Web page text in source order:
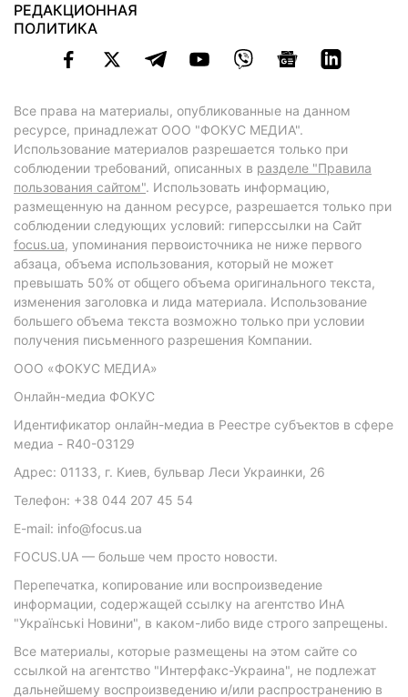
РЕДАКЦИОННАЯ
ПОЛИТИКА
Все права на материалы, опубликованные на данном
ресурсе, принадлежат ООО "ФОКУС МЕДИА".
Использование материалов разрешается только при
соблюдении требований, описанных в разделе "Правила
пользования сайтом". Использовать информацию,
размещенную на данном ресурсе, разрешается только при
соблюдении следующих условий: гиперссылки на Сайт
focus.ua, упоминания первоисточника не ниже первого
абзаца, объема использования, который не может
превышать 50% от общего объема оригинального текста,
изменения заголовка и лида материала. Использование
большего объема текста возможно только при условии
получения письменного разрешения Компании.
ООО «ФОКУС МЕДИА»
Онлайн-медиа ФОКУС
Идентификатор онлайн-медиа в Реестре субъектов в сфере
медиа - R40-03129
Адрес: 01133, г. Киев, бульвар Леси Украинки, 26
Телефон: +38 044 207 45 54
E-mail: info@focus.ua
FOCUS.UA — больше чем просто новости.
Перепечатка, копирование или воспроизведение
информации, содержащей ссылку на агентство ИнА
"Українські Новини", в каком-либо виде строго запрещены.
Все материалы, которые размещены на этом сайте со
ссылкой на агентство "Интерфакс-Украина", не подлежат
дальнейшему воспроизведению и/или распространению в